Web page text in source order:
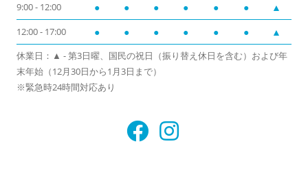
9:00 - 12:00 ● ● ● ● ● ● ▲
12:00 - 17:00 ● ● ● ● ● ● ▲
休業日：▲ - 第3日曜、国民の祝日（振り替え休日を含む）および年
末年始（12月30日から1月3日まで）
※緊急時24時間対応あり